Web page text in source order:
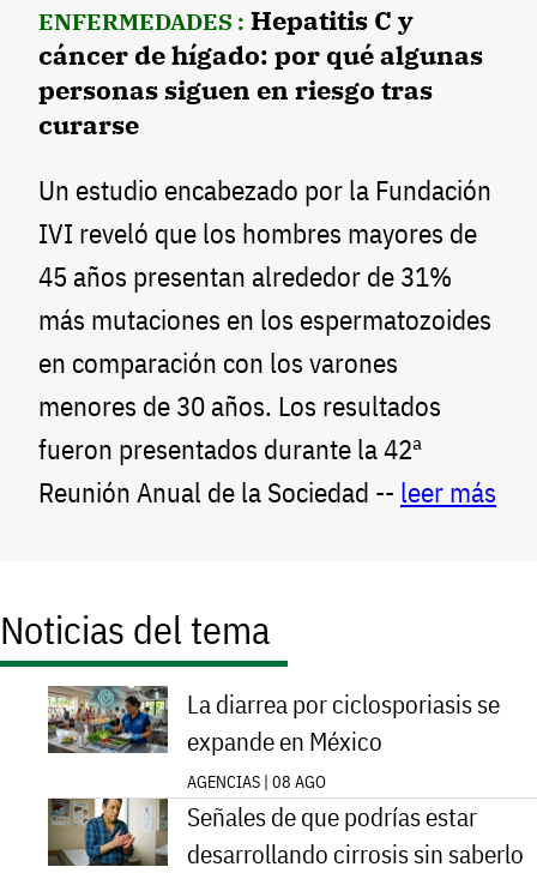
ENFERMEDADES : Hepatitis C y
cáncer de hígado: por qué algunas
personas siguen en riesgo tras
curarse
Un estudio encabezado por la Fundación
IVI reveló que los hombres mayores de
45 años presentan alrededor de 31%
más mutaciones en los espermatozoides
en comparación con los varones
menores de 30 años. Los resultados
fueron presentados durante la 42ª
Reunión Anual de la Sociedad -- leer más
Noticias del tema
La diarrea por ciclosporiasis se
expande en México
AGENCIAS | 08 AGO
Señales de que podrías estar
desarrollando cirrosis sin saberlo